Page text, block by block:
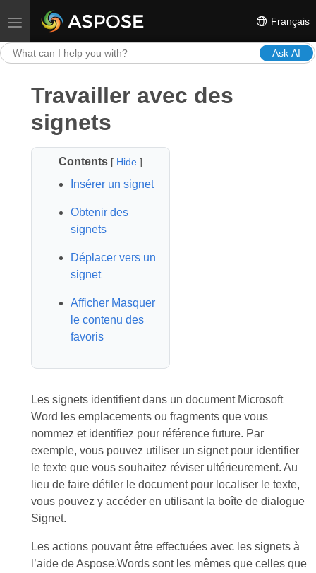
Toggle navigation Français
Ask AI
Travailler avec des
signets
Contents [ Hide]
Insérer un signet
Obtenir des
signets
Déplacer vers un
signet
Afficher Masquer
le contenu des
favoris
Les signets identifient dans un document Microsoft
Word les emplacements ou fragments que vous
nommez et identifiez pour référence future. Par
exemple, vous pouvez utiliser un signet pour identifier
le texte que vous souhaitez réviser ultérieurement. Au
lieu de faire défiler le document pour localiser le texte,
vous pouvez y accéder en utilisant la boîte de dialogue
Signet.
Les actions pouvant être effectuées avec les signets à
l’aide de Aspose.Words sont les mêmes que celles que